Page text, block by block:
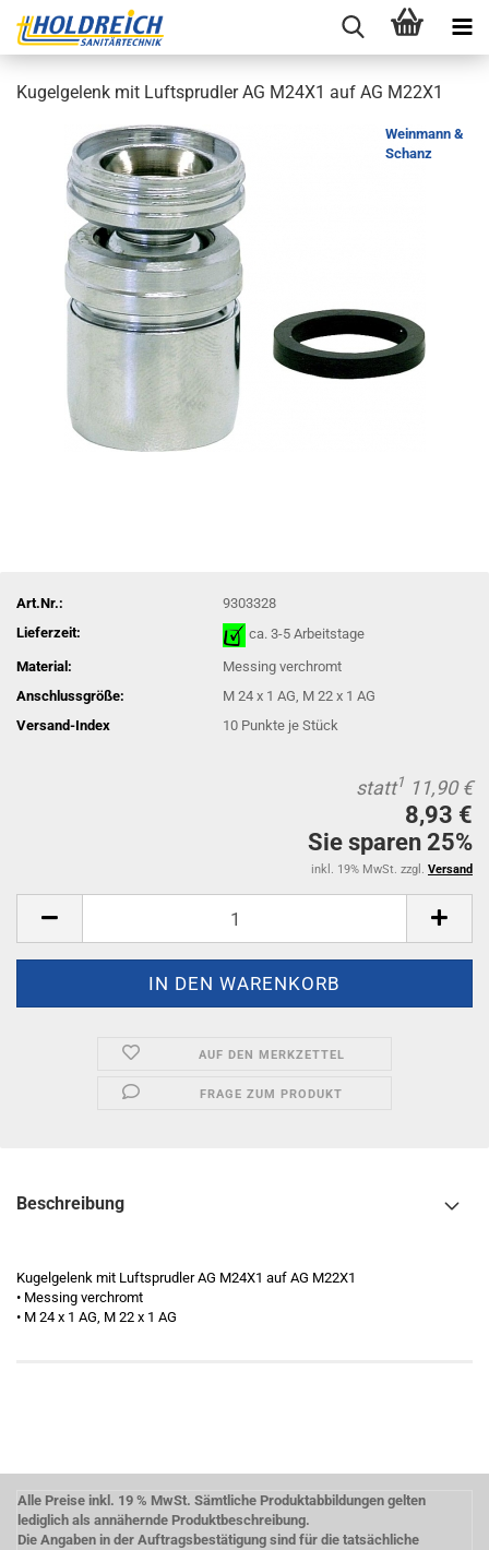
Ku­gel­ge­lenk mit Luft­sprud­ler AG M24X1 auf AG M22X1
Weinmann &
Schanz
Art.Nr.:
9303328
Lieferzeit:
ca. 3-5 Arbeitstage
Material:
Messing verchromt
Anschlussgröße:
M 24 x 1 AG, M 22 x 1 AG
Versand-Index
10 Punkte je Stück
statt1 11,90 €
8,93 €
Sie sparen 25%
inkl. 19% MwSt. zzgl. Versand
AUF DEN MERKZETTEL
FRAGE ZUM PRODUKT
Beschreibung
Kugelgelenk mit Luftsprudler AG M24X1 auf AG M22X1
• Messing verchromt
• M 24 x 1 AG, M 22 x 1 AG
Alle Preise inkl. 19 % MwSt. Sämtliche Produktabbildungen gelten
lediglich als annähernde Produktbeschreibung.
Die Angaben in der Auftragsbestätigung sind für die tatsächliche